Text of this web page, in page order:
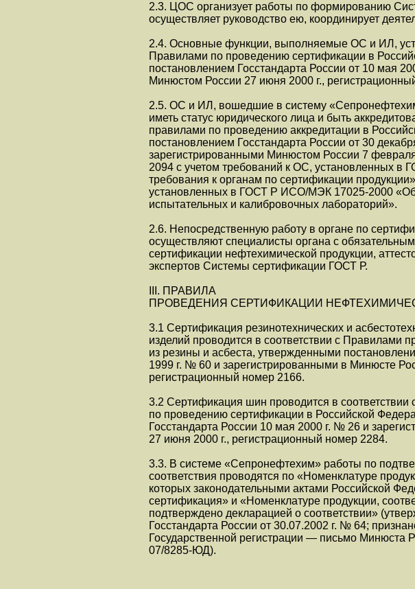
2.3. ЦОС организует работы по формированию
осуществляет руководство ею, координирует
2.4. Основные функции, выполняемые ОС и ИЛ,
Правилами по проведению сертификации в
постановлением Госстандарта России от 10 мая
Минюстом России 27 июня 2000 г.,
2.5. ОС и ИЛ, вошедшие в систему
иметь статус юридического лица и быть
правилами по проведению аккредитации в
постановлением Госстандарта России от 30
зарегистрированными Минюстом России 7
2094 с учетом требований к ОС, установленных
требования к органам по сертификации
установленных в ГОСТ Р ИСО/МЭК 17025-2000
испытательных и калибровочных лабораторий».
2.6. Непосредственную работу в органе по
осуществляют специалисты органа с
сертификации нефтехимической продукции,
экспертов Системы сертификации ГОСТ Р.
III. ПРАВИЛА
ПРОВЕДЕНИЯ СЕРТИФИКАЦИИ
3.1 Сертификация резинотехнических и
изделий проводится в соответствии с Правилами
из резины и асбеста, утвержденными
1999 г. № 60 и зарегистрированными в Минюсте
регистрационный номер 2166.
3.2 Сертификация шин проводится в соответствии
по проведению сертификации в Российской
Госстандарта России 10 мая 2000 г. № 26 и
27 июня 2000 г., регистрационный номер 2284.
3.3. В системе «Сепронефтехим» работы по
соответствия проводятся по «Номенклатуре
которых законодательными актами Российской
сертификация» и «Номенклатуре продукции,
подтверждено декларацией о соответствии»
Госстандарта России от 30.07.2002 г. № 64;
Государственной регистрации — письмо Минюста
07/8285-ЮД).